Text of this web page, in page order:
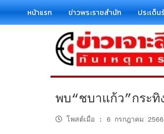
หน้าแรก ข่าวพระราชสำนัก ประเด็น
พบ“ชบาแก้ว”กระทิ
โพสต์เมื่อ : 6 กรกฎาคม 2566